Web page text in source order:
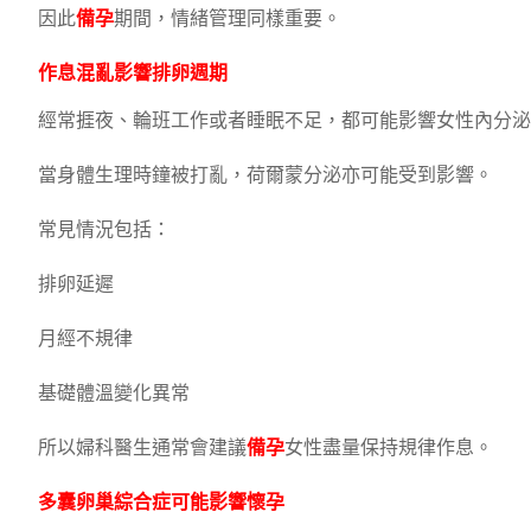
因此備孕期間，情緒管理同樣重要。
作息混亂影響排卵週期
經常捱夜、輪班工作或者睡眠不足，都可能影響女性內分
當身體生理時鐘被打亂，荷爾蒙分泌亦可能受到影響。
常見情況包括：
排卵延遲
月經不規律
基礎體溫變化異常
所以婦科醫生通常會建議備孕女性盡量保持規律作息。
多囊卵巢綜合症可能影響懷孕